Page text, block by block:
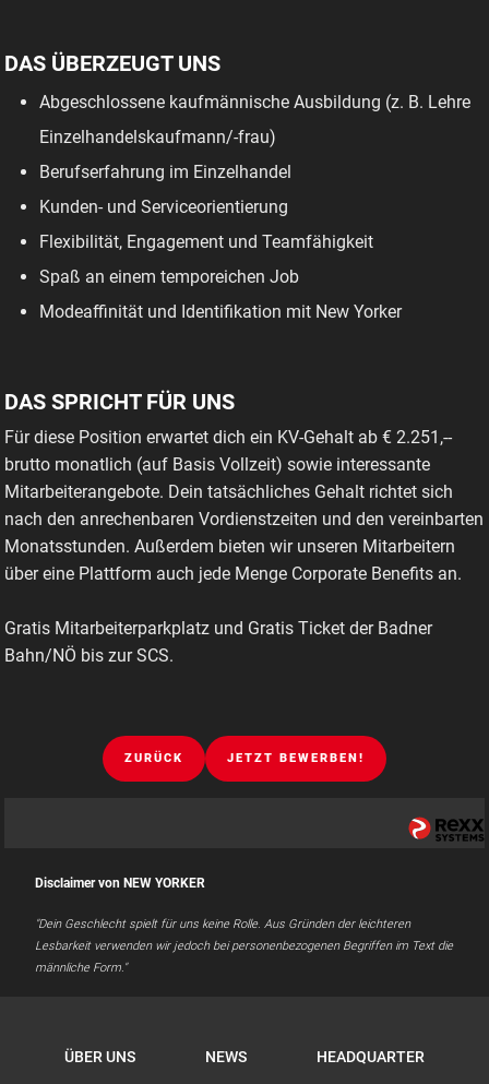
DAS ÜBERZEUGT UNS
Abgeschlossene kaufmännische Ausbildung (z. B. Lehre
Einzelhandelskaufmann/-frau)
Berufserfahrung im Einzelhandel
Kunden- und Serviceorientierung
Flexibilität, Engagement und Teamfähigkeit
Spaß an einem temporeichen Job
Modeaffinität und Identifikation mit New Yorker
DAS SPRICHT FÜR UNS
Für diese Position erwartet dich ein KV-Gehalt ab € 2.251,--
brutto monatlich (auf Basis Vollzeit) sowie interessante
Mitarbeiterangebote. Dein tatsächliches Gehalt richtet sich
nach den anrechenbaren Vordienstzeiten und den vereinbarten
Monatsstunden. Außerdem bieten wir unseren Mitarbeitern
über eine Plattform auch jede Menge Corporate Benefits an.
Gratis Mitarbeiterparkplatz und Gratis Ticket der Badner
Bahn/NÖ bis zur SCS.
ZURÜCK JETZT BEWERBEN!
Disclaimer von NEW YORKER
"Dein Geschlecht spielt für uns keine Rolle. Aus Gründen der leichteren
Lesbarkeit verwenden wir jedoch bei personenbezogenen Begriffen im Text die
männliche Form."
ÜBER UNS NEWS HEADQUARTER